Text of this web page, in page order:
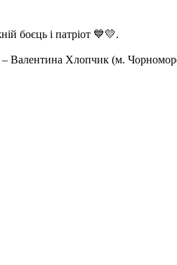
боєць і патріот 💙💛.
Хлопчик (м.